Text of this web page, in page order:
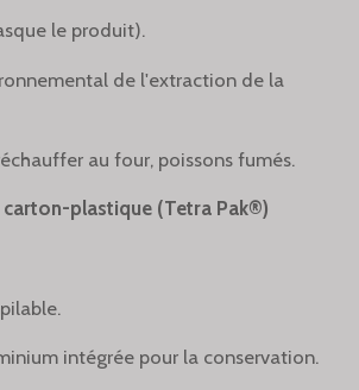
le produit).
de l'extraction de la
au four, poissons fumés.
plastique (Tetra Pak®)
intégrée pour la conservation.